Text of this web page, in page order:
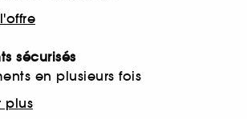
sécurisés
en plusieurs fois
plus